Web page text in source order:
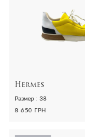
Hermes
Размер : 38
8 650 ГРН